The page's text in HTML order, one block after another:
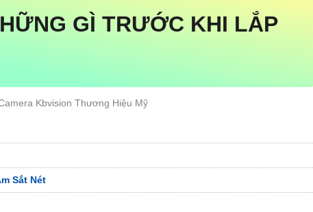
GÌ TRƯỚC KHI LẮP
Kbvision Thương Hiệu Mỹ
Sắt Nét